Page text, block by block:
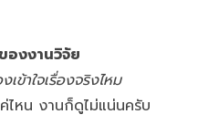
งงานวิจัย
เข้าใจเรื่องจริงไหม
หน งานก็ดูไม่แน่นครับ